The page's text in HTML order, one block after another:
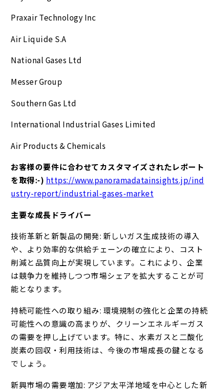
Praxair Technology Inc
Air Liquide S.A
National Gases Ltd
Messer Group
Southern Gas Ltd
International Industrial Gases Limited
Air Products & Chemicals
お客様の要件に合わせてカスタマイズされたレポート
を取得:-) https://www.panoramadatainsights.jp/ind
ustry-report/industrial-gases-market
主要な成長ドライバー
技術革新と新製品の開発: 新しいガス生成技術の導入
や、より効率的な供給チェーンの確立により、コスト
削減と品質向上が実現しています。これにより、企業
は競争力を維持しつつ市場シェアを拡大することが可
能となります。
持続可能性への取り組み: 環境規制の強化と企業の持続
可能性への意識の高まりが、クリーンエネルギーガス
の需要を押し上げています。特に、水素ガスと二酸化
炭素の回収・利用技術は、今後の市場成長の鍵となる
でしょう。
新興市場の需要増加: アジア太平洋地域を中心とした新